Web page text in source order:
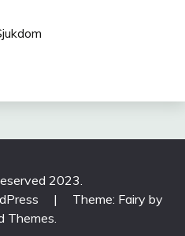
2023.
|
Theme: Fairy by
Themes.